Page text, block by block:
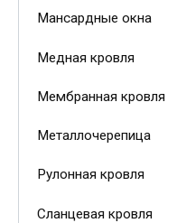
Мансардные окна
Медная кровля
Мембранная кровля
Металлочерепица
Рулонная кровля
Сланцевая кровля